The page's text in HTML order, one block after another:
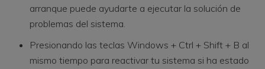
arranque puede ayudarte a ejecutar la solución de
problemas del sistema.
Presionando las teclas Windows + Ctrl + Shift + B al
mismo tiempo para reactivar tu sistema si ha estado